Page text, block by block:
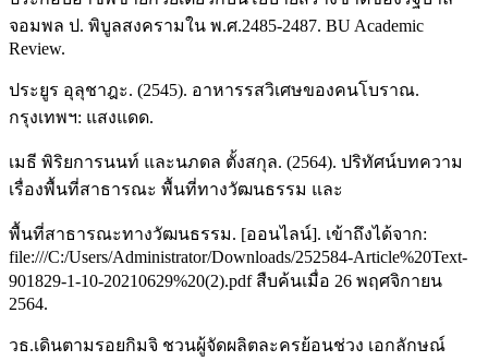
จอมพล ป. พิบูลสงครามใน พ.ศ.2485-2487. BU Academic
Review.
ประยูร อุลุชาฎะ. (2545). อาหารรสวิเศษของคนโบราณ.
กรุงเทพฯ: แสงแดด.
เมธี พิริยการนนท์ และนภดล ตั้งสกุล. (2564). ปริทัศน์บทความ
เรื่องพื้นที่สาธารณะ พื้นที่ทางวัฒนธรรม และ
พื้นที่สาธารณะทางวัฒนธรรม. [ออนไลน์]. เข้าถึงได้จาก:
file:///C:/Users/Administrator/Downloads/252584-Article%20Text-
901829-1-10-20210629%20(2).pdf สืบค้นเมื่อ 26 พฤศจิกายน
2564.
วธ.เดินตามรอยกิมจิ ชวนผู้จัดผลิตละครย้อนช่วง เอกลักษณ์